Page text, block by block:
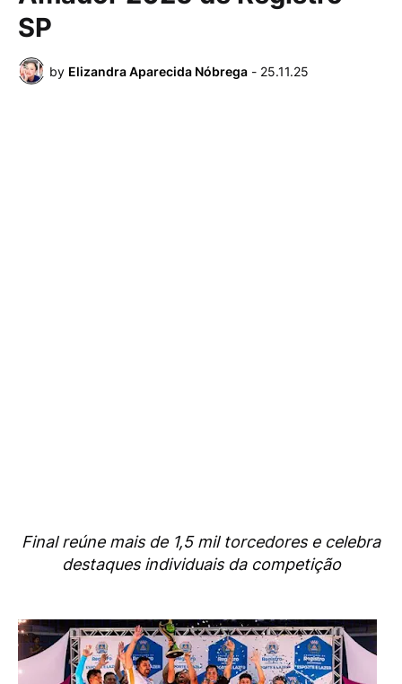
SP
by Elizandra Aparecida Nóbrega - 25.11.25
Final reúne mais de 1,5 mil torcedores e celebra
destaques individuais da competição